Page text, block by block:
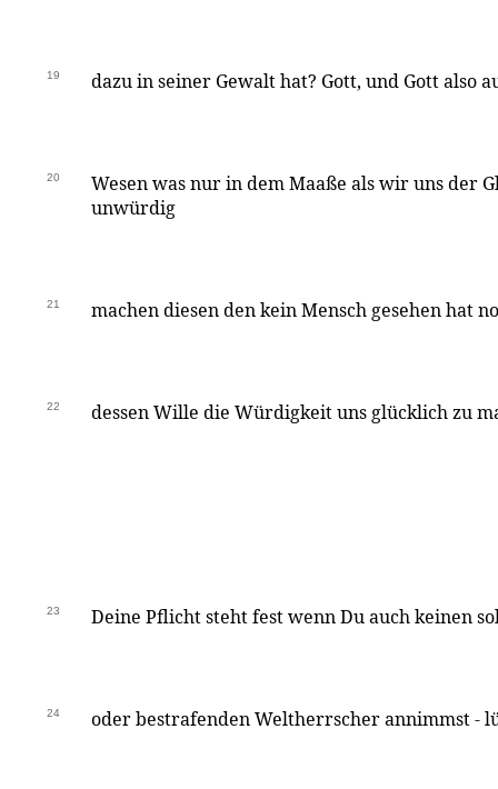
19 dazu in seiner Gewalt hat? Gott, und Gott also
20
Wesen was nur in dem Maaße als wir uns der
unwürdig
21 machen diesen den kein Mensch gesehen hat
22 dessen Wille die Würdigkeit uns glücklich zu
23 Deine Pflicht steht fest wenn Du auch keinen
24 oder bestrafenden Weltherrscher annimmst -